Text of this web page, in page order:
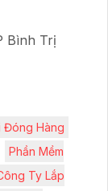
Bình Trị
Đóng Hàng
Phần Mềm
Ty Lắp